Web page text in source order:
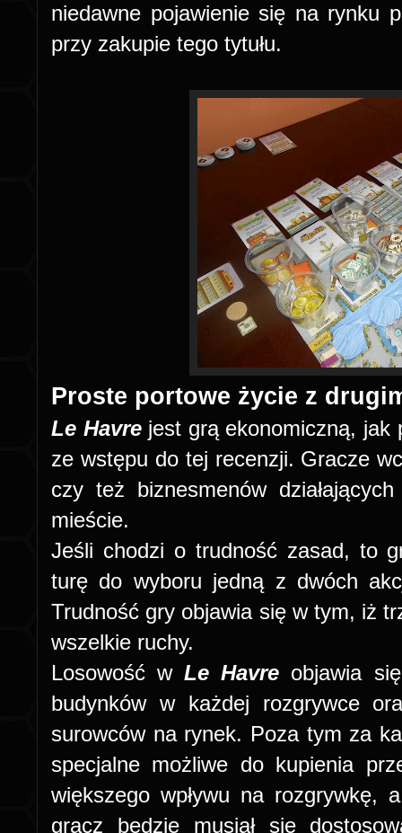
niedawne pojawienie się na rynku
przy zakupie tego tytułu.
Proste portowe życie z
Le Havrejest grą ekonomiczną, jak
ze wstępu do tej recenzji. Gracze
czy też biznesmenów
mieście.
Jeśli chodzi o trudność zasad, to
turę do wyboru jedną z dwóch
Trudność gry objawia się w tym, iż
wszelkie ruchy.
Losowość wLe Havre objawia
budynków w każdej rozgrywce
surowców na rynek. Poza tym za
specjalne możliwe do kupienia
większego wpływu na rozgrywkę,
gracz będzie musiał się